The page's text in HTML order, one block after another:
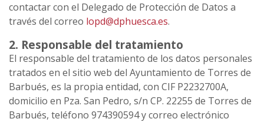
contactar con el Delegado de Protección de Datos a
través del correo lopd@dphuesca.es.
2. Responsable del tratamiento
El responsable del tratamiento de los datos personales
tratados en el sitio web del Ayuntamiento de Torres de
Barbués, es la propia entidad, con CIF P2232700A,
domicilio en Pza. San Pedro, s/n CP. 22255 de Torres de
Barbués, teléfono 974390594 y correo electrónico